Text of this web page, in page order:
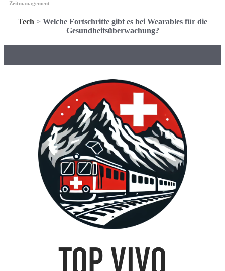
Zeitmanagement
Tech > Welche Fortschritte gibt es bei Wearables für die
Gesundheitsüberwachung?